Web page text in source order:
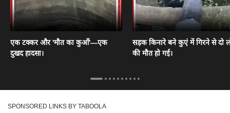
एक टक्कर और 'मौत का कुआँ'—एक
दुखद हादसा।
सड़क किनारे बने कुएं में गिरने से दो
की मौत हो गई।
SPONSORED LINKS BY TABOOLA